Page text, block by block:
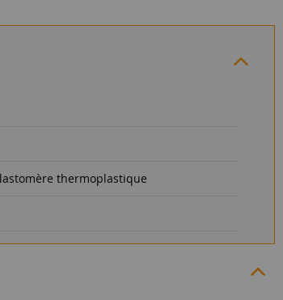
thermoplastique